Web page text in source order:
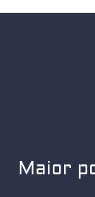
Maior